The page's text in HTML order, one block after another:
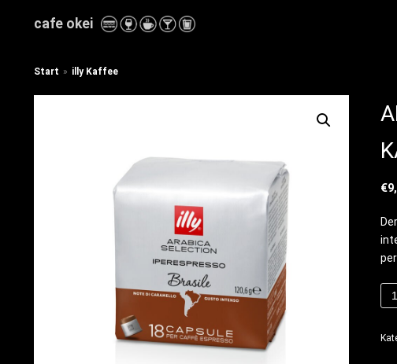
cafe okei
Start » illy Kaffee
€